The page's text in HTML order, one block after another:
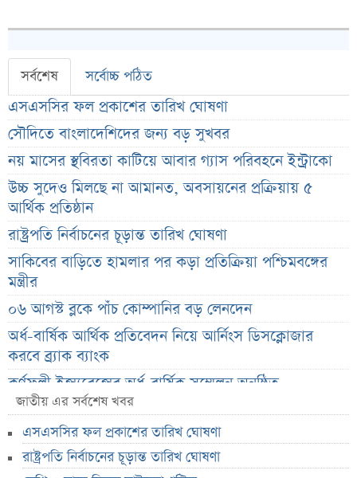
সর্বশেষ সর্বোচ্চ পঠিত
এসএসসির ফল প্রকাশের তারিখ ঘোষণা
সৌদিতে বাংলাদেশিদের জন্য বড় সুখবর
নয় মাসের স্থবিরতা কাটিয়ে আবার গ্যাস পরিবহনে ইন্ট্রাকো
উচ্চ সুদেও মিলছে না আমানত, অবসায়নের প্রক্রিয়ায় ৫
আর্থিক প্রতিষ্ঠান
রাষ্ট্রপতি নির্বাচনের চূড়ান্ত তারিখ ঘোষণা
সাকিবের বাড়িতে হামলার পর কড়া প্রতিক্রিয়া পশ্চিমবঙ্গের
মন্ত্রীর
০৬ আগস্ট ব্লকে পাঁচ কোম্পানির বড় লেনদেন
অর্ধ-বার্ষিক আর্থিক প্রতিবেদন নিয়ে আর্নিংস ডিসক্লোজার
করবে ব্র্যাক ব্যাংক
কর্ণফুলী ইন্স্যুরেন্সের অর্ধ-বার্ষিক সম্মেলন অনুষ্ঠিত
৭৫ হাজার ২৮৩ শেয়ার মনোনীত উত্তরাধিকারীর নামে
হস্তান্তর
আস্থা থাকলেও বাজারে অস্থিরতা, তদারকি বাড়ানোর পরামর্শ
জাতীয় এর সর্বশেষ খবর
এসএসসির ফল প্রকাশের তারিখ ঘোষণা
রাষ্ট্রপতি নির্বাচনের চূড়ান্ত তারিখ ঘোষণা